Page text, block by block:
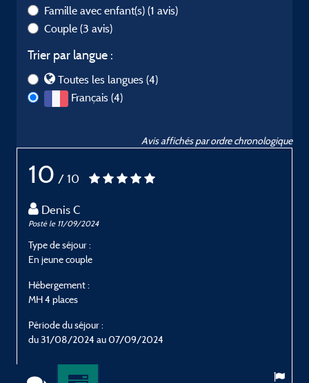
Famille avec enfant(s) (1 avis)
Couple (3 avis)
Trier par langue :
Toutes les langues (4)
Français (4)
Avis affichés par ordre chronologique
10 / 10
Denis C
Posté le 11/09/2024
Type de séjour :
En jeune couple
Hébergement :
MH 4 places
Période du séjour :
du 31/08/2024 au 07/09/2024